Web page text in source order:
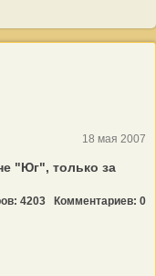
18 мая 2007
"Юг", только за
4203 Комментариев: 0